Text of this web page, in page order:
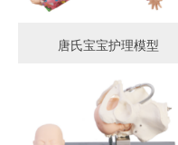
唐氏宝宝护理模型